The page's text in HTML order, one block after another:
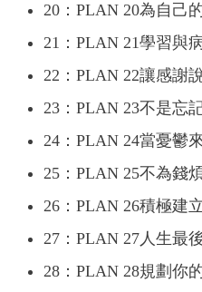
20：PLAN 20為自己
21：PLAN 21學習與
22：PLAN 22讓感謝
23：PLAN 23不是忘
24：PLAN 24當憂鬱
25：PLAN 25不為錢
26：PLAN 26積極建
27：PLAN 27人生最
28：PLAN 28規劃你